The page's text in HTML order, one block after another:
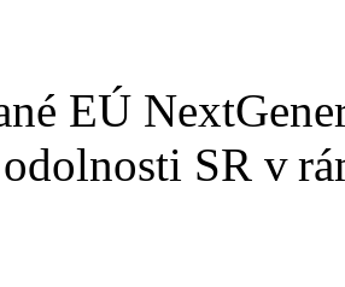
EÚ
SR v